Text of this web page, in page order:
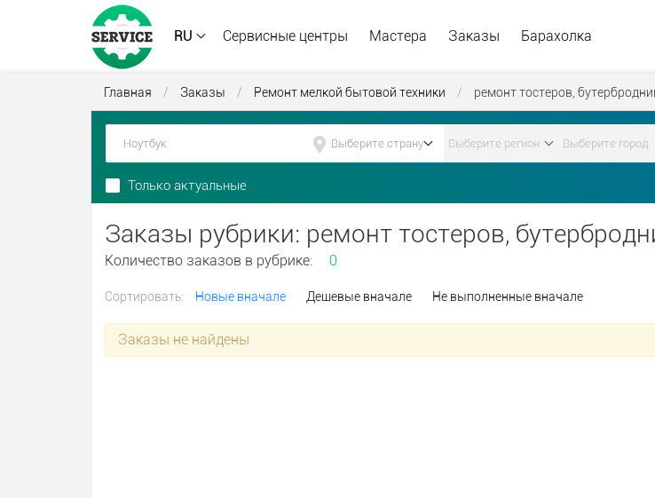
RU Сервисные центры Мастера Заказы Барахолка
Главная / Заказы / Ремонт мелкой бытовой техники / ремонт тостеров,
Только актуальные
Заказы рубрики: ремонт тостеров,
Количество заказов в рубрике: 0
Сортировать: Новые вначале Дешевые вначале Не выполненные вначале
Заказы не найдены